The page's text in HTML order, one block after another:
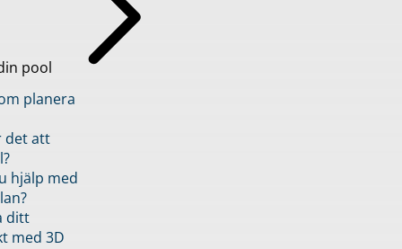
pool
planera
det att
hjälp med
ditt
med 3D